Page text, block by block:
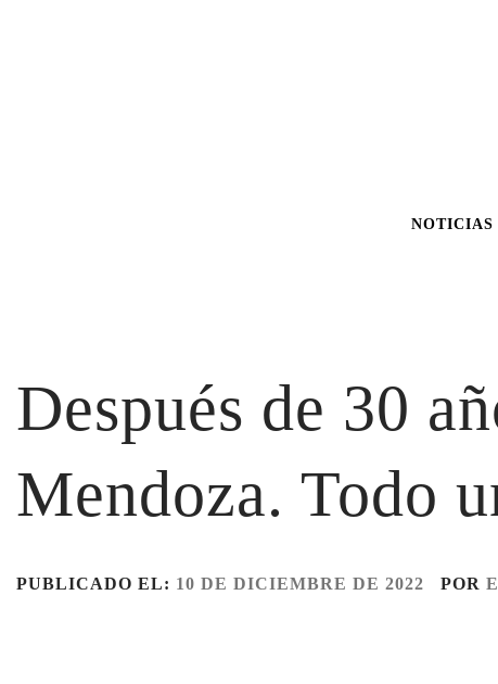
NOTICIAS
Después de 30
Mendoza. Todo
PUBLICADO EL: 10 DE DICIEMBRE DE 2022 POR